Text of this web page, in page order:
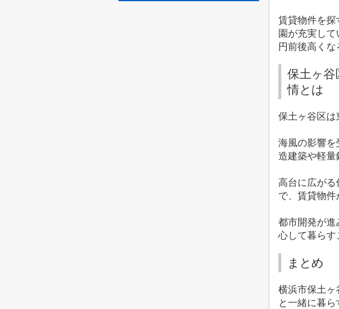
賃貸物件を探
園が充実して
円前後高くな
保土ヶ
情とは
保土ヶ谷区は
海風の影響を
造建築や軽量
高台に広がる
で、賃貸物件
都市開発が進
心して暮らす
まとめ
横浜市保土ヶ
と一緒に暮ら